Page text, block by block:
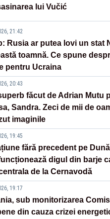
lui Vučić
21:42
Rusia ar putea lovi un stat
toamnă. Ce spune
pentru Ucraina
20:43
făcut de Adrian Mutu
Sandra. Zeci de mii de
imaginile
19:45
fără precedent pe
digul din barje
de la Cernavodă
19:17
sub monitorizarea
din cauza crizei